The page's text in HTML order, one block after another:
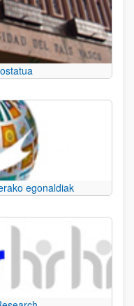
egonaldiak